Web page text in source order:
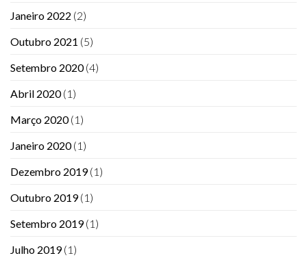
Janeiro 2022 (2)
Outubro 2021 (5)
Setembro 2020(4)
Abril 2020(1)
Março 2020(1)
Janeiro 2020(1)
Dezembro 2019(1)
Outubro 2019(1)
Setembro 2019(1)
Julho 2019(1)